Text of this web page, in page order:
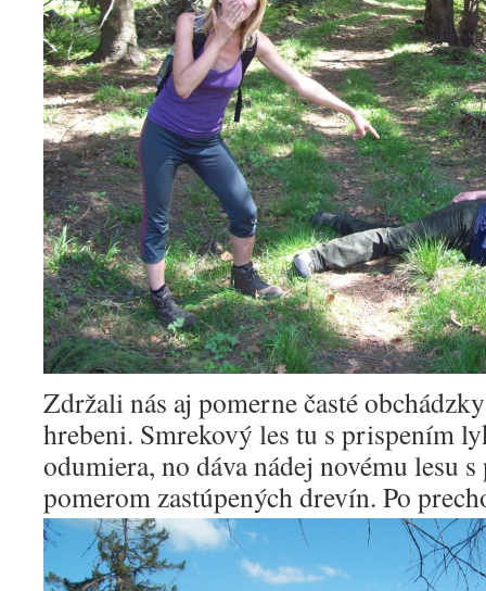
Zdržali nás aj pomerne časté
hrebeni. Smrekový les tu s prispením
odumiera, no dáva nádej novému lesu
pomerom zastúpených drevín. Po